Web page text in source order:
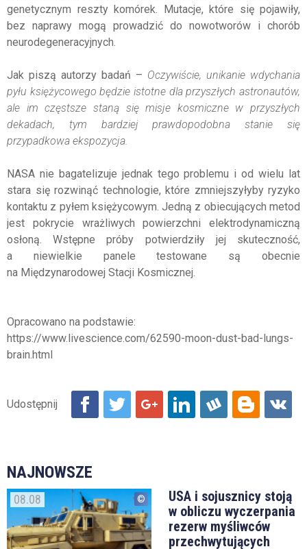
genetycznym reszty komórek. Mutacje, które się pojawiły,
bez naprawy mogą prowadzić do nowotworów i chorób
neurodegeneracyjnych.
Jak piszą autorzy badań – Oczywiście, unikanie wdychania
pyłu księżycowego będzie istotne dla przyszłych astronautów,
ale im częstsze staną się misje kosmiczne w przyszłych
dekadach, tym bardziej prawdopodobna stanie się
przypadkowa ekspozycja.
NASA nie bagatelizuje jednak tego problemu i od wielu lat
stara się rozwinąć technologie, które zmniejszyłyby ryzyko
kontaktu z pyłem księżycowym. Jedną z obiecujących metod
jest pokrycie wrażliwych powierzchni elektrodynamiczną
osłoną. Wstępne próby potwierdziły jej skuteczność,
a niewielkie panele testowane są obecnie
na Międzynarodowej Stacji Kosmicznej.
Opracowano na podstawie:
https://www.livescience.com/62590-moon-dust-bad-lungs-
brain.html
NAJNOWSZE
08.08
USA i sojusznicy stoją
w obliczu wyczerpania
rezerw myśliwców
przechwytujących